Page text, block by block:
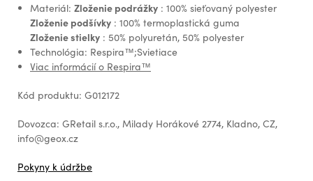
Materiál: Zloženie podrážky : 100% sieťovaný polyester
Zloženie podšívky : 100% termoplastická guma
Zloženie stielky : 50% polyuretán, 50% polyester
Technológia: Respira™;Svietiace
Viac informácií o Respira™
Kód produktu: G012172
Dovozca: GRetail s.r.o., Milady Horákové 2774, Kladno, CZ,
info@geox.cz
Pokyny k údržbe